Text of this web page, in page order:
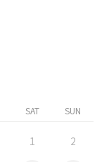
SAT SUN
1 2